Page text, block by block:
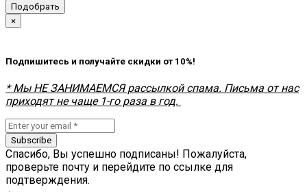
Подобрать
×
Подпишитесь и получайте скидки от 10%!
* Мы НЕ ЗАНИМАЕМСЯ рассылкой спама. Письма от нас
приходят не чаще 1-го раза в год.
Subscribe
Спасибо, Вы успешно подписаны! Пожалуйста,
проверьте почту и перейдите по ссылке для
подтверждения.